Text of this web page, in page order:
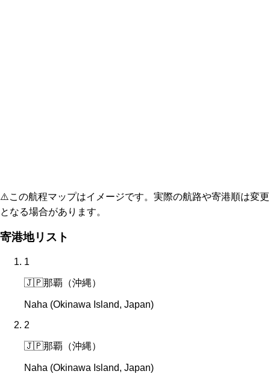
⚠️この航程マップはイメージです。実際の航路や寄港順は変更
となる場合があります。
寄港地リスト
1
🇯🇵那覇（沖縄）
Naha (Okinawa Island, Japan)
2
🇯🇵那覇（沖縄）
Naha (Okinawa Island, Japan)